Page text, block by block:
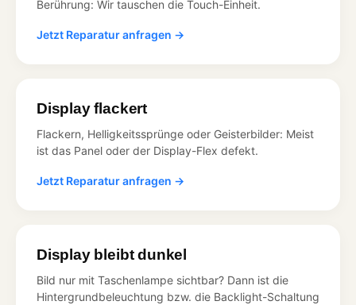
Berührung: Wir tauschen die Touch-Einheit.
Jetzt Reparatur anfragen →
Display flackert
Flackern, Helligkeitssprünge oder Geisterbilder: Meist
ist das Panel oder der Display-Flex defekt.
Jetzt Reparatur anfragen →
Display bleibt dunkel
Bild nur mit Taschenlampe sichtbar? Dann ist die
Hintergrundbeleuchtung bzw. die Backlight-Schaltung